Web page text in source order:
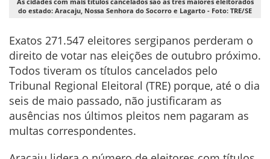
do estado: Aracaju, Nossa Senhora do Socorro e Lagarto - Foto: TRE/SE
Exatos 271.547 eleitores sergipanos perderam o
direito de votar nas eleições de outubro próximo.
Todos tiveram os títulos cancelados pelo
Tribunal Regional Eleitoral (TRE) porque, até o dia
seis de maio passado, não justificaram as
ausências nos últimos pleitos nem pagaram as
multas correspondentes.